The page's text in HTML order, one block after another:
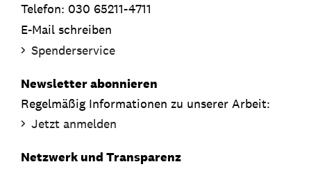
Telefon: 030 65211-4711
E-Mail schreiben
Spenderservice
Newsletter abonnieren
Regelmäßig Informationen zu unserer Arbeit:
Jetzt anmelden
Netzwerk und Transparenz